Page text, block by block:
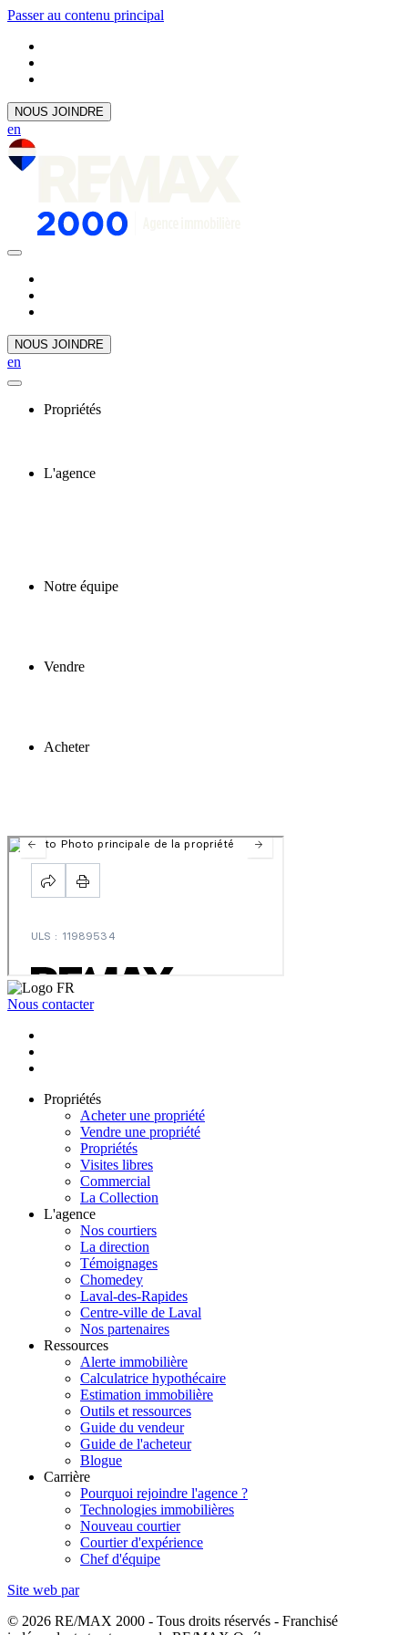
Passer au contenu principal
NOUS JOINDRE
en
NOUS JOINDRE
en
Propriétés
L'agence
Notre équipe
Vendre
Acheter
Nous contacter
Propriétés
Acheter une propriété
Vendre une propriété
Propriétés
Visites libres
Commercial
La Collection
L'agence
Nos courtiers
La direction
Témoignages
Chomedey
Laval-des-Rapides
Centre-ville de Laval
Nos partenaires
Ressources
Alerte immobilière
Calculatrice hypothécaire
Estimation immobilière
Outils et ressources
Guide du vendeur
Guide de l'acheteur
Blogue
Carrière
Pourquoi rejoindre l'agence ?
Technologies immobilières
Nouveau courtier
Courtier d'expérience
Chef d'équipe
Site web par
© 2026 RE/MAX 2000 - Tous droits réservés - Franchisé